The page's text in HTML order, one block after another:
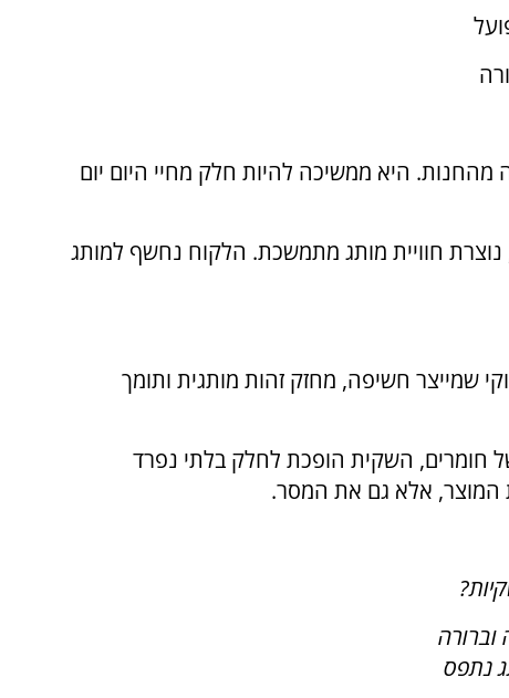
היא ממשיכה להיות חלק מחיי היום יום
חוויית מותג מתמשכת. הלקוח נחשף למותג
שמייצר חשיפה, מחזק זהות מותגית ותומך
חומרים, השקית הופכת לחלק בלתי נפרד
אלא גם את המסר.
נתפס